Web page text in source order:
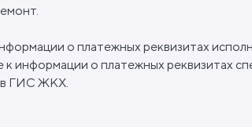
о платежных реквизитах
информации о платежных реквизитах
в ГИС ЖКХ.